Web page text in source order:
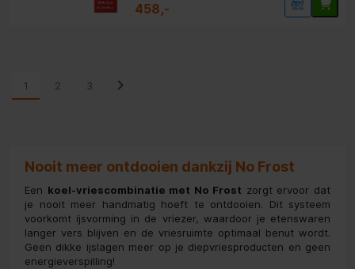
458,-
1 2 3
Nooit meer ontdooien dankzij No Frost
Een koel-vriescombinatie met No Frost zorgt ervoor dat
je nooit meer handmatig hoeft te ontdooien. Dit systeem
voorkomt ijsvorming in de vriezer, waardoor je etenswaren
langer vers blijven en de vriesruimte optimaal benut wordt.
Geen dikke ijslagen meer op je diepvriesproducten en geen
energieverspilling!